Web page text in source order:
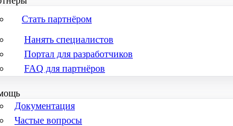
Стать партнёром
Нанять специалистов
Портал для разработчиков
FAQ для партнёров
Документация
Частые вопросы